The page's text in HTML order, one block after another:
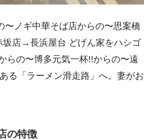
〜ノギ中華そば店からの〜思案橋
店→長浜屋台 どげん家をハシゴ
らの〜博多元気一杯!!からの〜遠
る「ラーメン滑走路」へ。妻がお
の特徴